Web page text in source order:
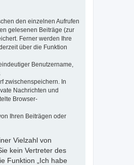
den einzelnen Aufrufen
gelesenen Beiträge (zur
Ferner werden Ihre
über die Funktion
Benutzername,
zwischenspeichern. In
Nachrichten und
Browser-
Ihren Beiträgen oder
Vielzahl von
kein Vertreter des
Funktion „Ich habe